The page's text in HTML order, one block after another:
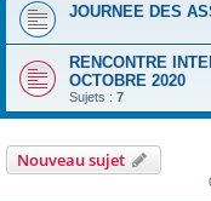
JOURNEE DES
RENCONTRE
OCTOBRE 2020
Sujets : 7
Nouveau sujet